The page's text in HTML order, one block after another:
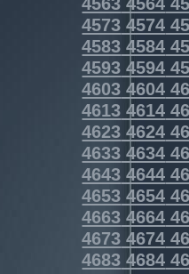
4573 4574
4583 4584
4593 4594
4603 4604
4613 4614
4623 4624
4633 4634
4643 4644
4653 4654
4663 4664
4673 4674
4683 4684